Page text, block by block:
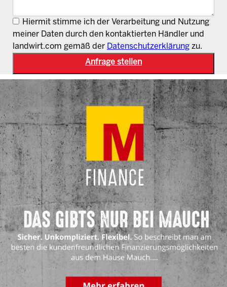
Hiermit stimme ich der Verarbeitung und Nutzung
meiner Daten durch den kontaktierten Händler und
landwirt.com gemäß der Datenschutzerklärung zu.